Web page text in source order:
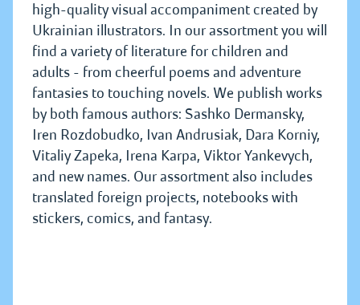
high-quality visual accompaniment created by
Ukrainian illustrators. In our assortment you will
find a variety of literature for children and
adults - from cheerful poems and adventure
fantasies to touching novels. We publish works
by both famous authors: Sashko Dermansky,
Iren Rozdobudko, Ivan Andrusiak, Dara Korniy,
Vitaliy Zapeka, Irena Karpa, Viktor Yankevych,
and new names. Our assortment also includes
translated foreign projects, notebooks with
stickers, comics, and fantasy.